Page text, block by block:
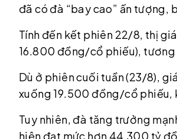
đã có đà “bay cao” ấn tượng,
Tính đến kết phiên 22/8, thị
16.800 đồng/cổ phiếu),
Dù ở phiên cuối tuần (23/8),
xuống 19.500 đồng/cổ phiếu,
Tuy nhiên, đà tăng trưởng
hiện đạt mức hơn 44.300 tỷ